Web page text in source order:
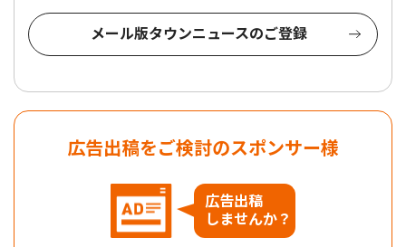
メール版タウンニュースのご登録
広告出稿をご検討のスポンサー様
広告出稿
しませんか？